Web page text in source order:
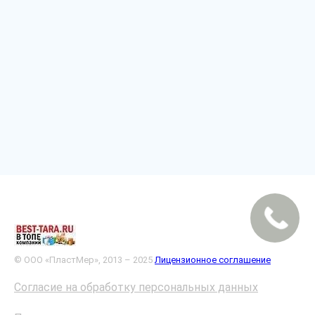
© ООО «ПластМер», 2013 – 2025 Лицензионное соглашение
Согласие на обработку персональных данных